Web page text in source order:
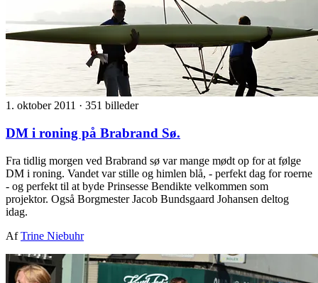
1. oktober 2011 · 351 billeder
DM i roning på Brabrand Sø.
Fra tidlig morgen ved Brabrand sø var mange mødt op for at følge
DM i roning. Vandet var stille og himlen blå, - perfekt dag for roerne
- og perfekt til at byde Prinsesse Bendikte velkommen som
projektor. Også Borgmester Jacob Bundsgaard Johansen deltog
idag.
AfTrine Niebuhr